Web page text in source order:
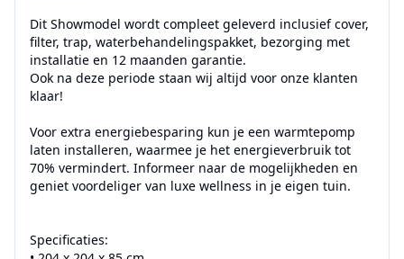
Dit Showmodel wordt compleet geleverd inclusief cover,
filter, trap, waterbehandelingspakket, bezorging met
installatie en 12 maanden garantie.
Ook na deze periode staan wij altijd voor onze klanten
klaar!
Voor extra energiebesparing kun je een warmtepomp
laten installeren, waarmee je het energieverbruik tot
70% vermindert. Informeer naar de mogelijkheden en
geniet voordeliger van luxe wellness in je eigen tuin.
Specificaties: